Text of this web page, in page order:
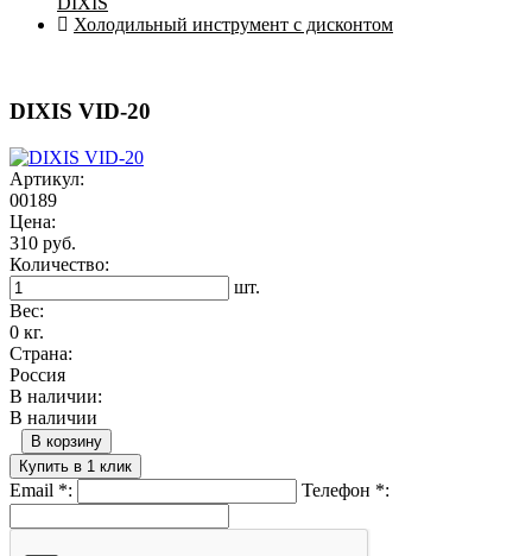
Холодильный инструмент с дисконтом
DIXIS VID-20
Артикул:
00189
Цена:
310 руб.
Количество:
шт.
Вес:
0 кг.
Страна:
Россия
В наличии:
В наличии
В корзину
Купить в 1 клик
Email *: Телефон *: